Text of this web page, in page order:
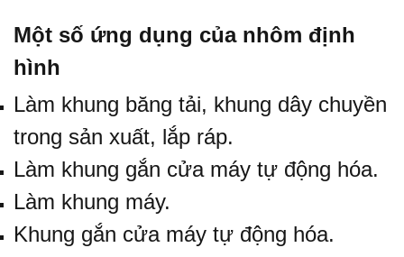
Một số ứng dụng của nhôm định
hình
Làm khung băng tải, khung dây chuyền
trong sản xuất, lắp ráp.
Làm khung gắn cửa máy tự động hóa.
Làm khung máy.
Khung gắn cửa máy tự động hóa.